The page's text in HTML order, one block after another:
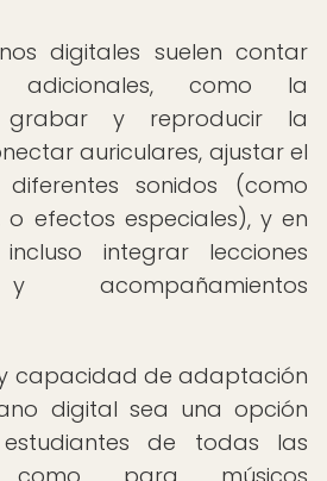
digitales suelen contar
adicionales, como la
grabar y reproducir la
auriculares, ajustar el
diferentes sonidos (como
efectos especiales), y en
integrar lecciones
acompañamientos
capacidad de adaptación
digital sea una opción
de todas las